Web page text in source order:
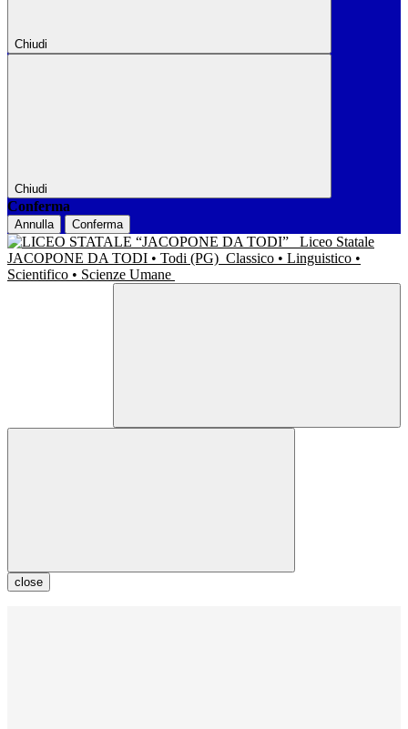
Chiudi
Chiudi
Conferma
Annulla Conferma
Liceo Statale
JACOPONE DA TODI • Todi (PG) Classico • Linguistico •
Scientifico • Scienze Umane
close